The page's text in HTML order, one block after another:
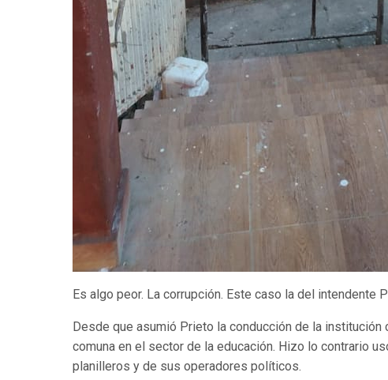
Es algo peor. La corrupción. Este caso la del intendente
Desde que asumió Prieto la conducción de la
comuna en el sector de la educación. Hizo lo contrario
planilleros y de sus operadores políticos.